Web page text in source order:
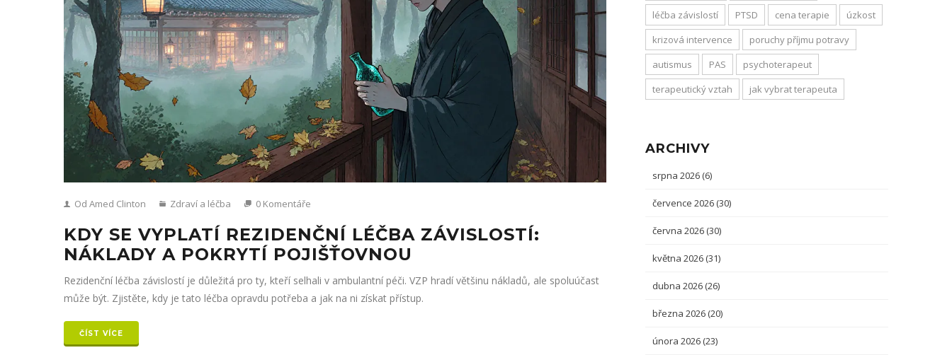
Od Amed Clinton Zdraví a léčba 0 Komentáře
KDY SE VYPLATÍ REZIDENČNÍ LÉČBA ZÁVISLOSTÍ:
NÁKLADY A POKRYTÍ POJIŠŤOVNOU
Rezidenční léčba závislostí je důležitá pro ty, kteří selhali v ambulantní péči. VZP hradí většinu nákladů, ale spoluúčast
může být. Zjistěte, kdy je tato léčba opravdu potřeba a jak na ni získat přístup.
ČÍST VÍCE
léčba závislostí
PTSD cena terapie
úzkost
krizová intervence
poruchy příjmu potravy
autismus
PAS
psychoterapeut
terapeutický vztah
jak vybrat terapeuta
ARCHIVY
srpna 2026 (6)
července 2026 (30)
června 2026 (30)
května 2026 (31)
dubna 2026 (26)
března 2026 (20)
února 2026 (23)